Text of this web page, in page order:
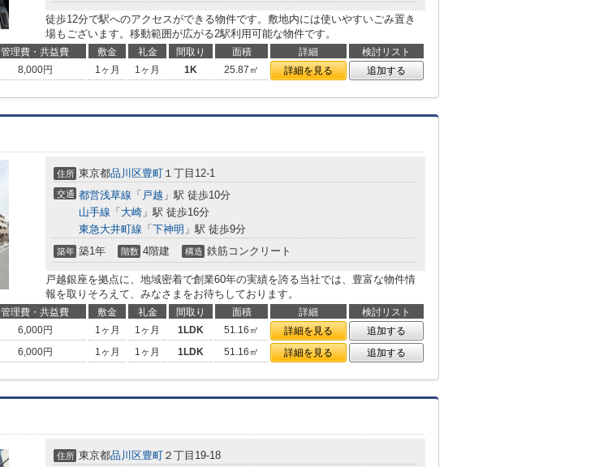
徒歩12分で駅へのアクセスができる物件です。敷地内には使いやすいごみ置き
場もございます。移動範囲が広がる2駅利用可能な物件です。
管理費・共益費 敷金 礼金 間取り 面積 詳細
検討リスト
8,000円 1ヶ月 1ヶ月 1K 25.87㎡ 詳細を見る 追加する
住所 東京都品川区豊町 １丁目12-1
交通 都営浅草線 「 戸越 」駅 徒歩10分
山手線 「 大崎 」駅 徒歩16分
東急大井町線 「 下神明 」駅 徒歩9分
築年 築1年 階数 4階建 構造 鉄筋コンクリート
戸越銀座を拠点に、地域密着で創業60年の実績を誇る当社では、豊富な物件情
報を取りそろえて、みなさまをお待ちしております。
管理費・共益費 敷金 礼金 間取り 面積 詳細
検討リスト
6,000円 1ヶ月 1ヶ月 1LDK 51.16㎡ 詳細を見る
追加する
6,000円 1ヶ月 1ヶ月 1LDK 51.16㎡ 詳細を見る 追加する
住所 東京都品川区豊町 ２丁目19-18